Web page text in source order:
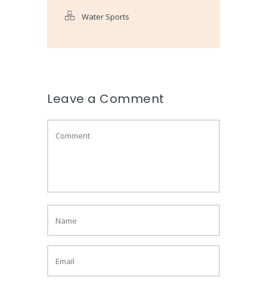
Water Sports
Leave a Comment